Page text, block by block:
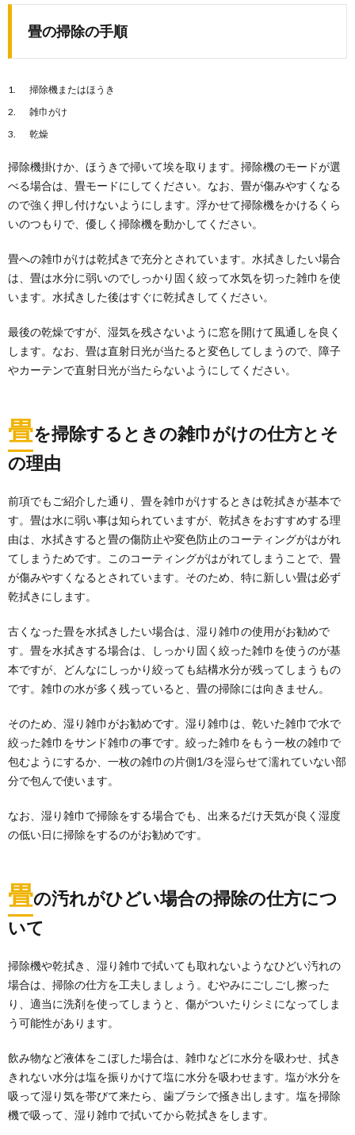
掃除の手順を確認！毎日の掃除が負担にな
らない掃除方法を解説
ダニ対策方法の一つとしてダニ駆除シートの使用を考
える人も多いのではないでしょうか。 しかし、気...
テレビを処分するには「リサイクル料」と
いう費用がかかります
部屋の臭いの原因を理解して、いい匂いの
する部屋に変えよう
一人暮らしをしていると、なんだか部屋が臭いと感じ
カーペットのクリーニング方法。セルフで
を自分でクリーニングするにはどうしたらよいの...
部屋の換気は冬でも大切です。 しかし、窓を開けて換
部屋の掃除頻度、リビング・キッチンなど
の理想的な掃除頻度とは
部屋の掃除はどのくらいの頻度が理想的なのか、考え
畳の掃除の手順
掃除機またはほうき
雑巾がけ
乾燥
掃除機掛けか、ほうきで掃いて埃を取ります。掃除機のモードが選
べる場合は、畳モードにしてください。なお、畳が傷みやすくなる
ので強く押し付けないようにします。浮かせて掃除機をかけるくら
いのつもりで、優しく掃除機を動かしてください。
畳への雑巾がけは乾拭きで充分とされています。水拭きしたい場合
は、畳は水分に弱いのでしっかり固く絞って水気を切った雑巾を使
います。水拭きした後はすぐに乾拭きしてください。
最後の乾燥ですが、湿気を残さないように窓を開けて風通しを良く
します。なお、畳は直射日光が当たると変色してしまうので、障子
やカーテンで直射日光が当たらないようにしてください。
畳を掃除するときの雑巾がけの仕方とそ
の理由
前項でもご紹介した通り、畳を雑巾がけするときは乾拭きが基本で
す。畳は水に弱い事は知られていますが、乾拭きをおすすめする理
由は、水拭きすると畳の傷防止や変色防止のコーティングがはがれ
てしまうためです。このコーティングがはがれてしまうことで、畳
が傷みやすくなるとされています。そのため、特に新しい畳は必ず
乾拭きにします。
古くなった畳を水拭きしたい場合は、湿り雑巾の使用がお勧めで
す。畳を水拭きする場合は、しっかり固く絞った雑巾を使うのが基
本ですが、どんなにしっかり絞っても結構水分が残ってしまうもの
です。雑巾の水が多く残っていると、畳の掃除には向きません。
そのため、湿り雑巾がお勧めです。湿り雑巾は、乾いた雑巾で水で
絞った雑巾をサンド雑巾の事です。絞った雑巾をもう一枚の雑巾で
包むようにするか、一枚の雑巾の片側1/3を湿らせて濡れていない部
分で包んで使います。
なお、湿り雑巾で掃除をする場合でも、出来るだけ天気が良く湿度
の低い日に掃除をするのがお勧めです。
畳の汚れがひどい場合の掃除の仕方につ
いて
掃除機や乾拭き、湿り雑巾で拭いても取れないようなひどい汚れの
場合は、掃除の仕方を工夫しましょう。むやみにごしごし擦った
り、適当に洗剤を使ってしまうと、傷がついたりシミになってしま
う可能性があります。
飲み物など液体をこぼした場合は、雑巾などに水分を吸わせ、拭き
きれない水分は塩を振りかけて塩に水分を吸わせます。塩が水分を
吸って湿り気を帯びて来たら、歯ブラシで掻き出します。塩を掃除
機で吸って、湿り雑巾で拭いてから乾拭きをします。